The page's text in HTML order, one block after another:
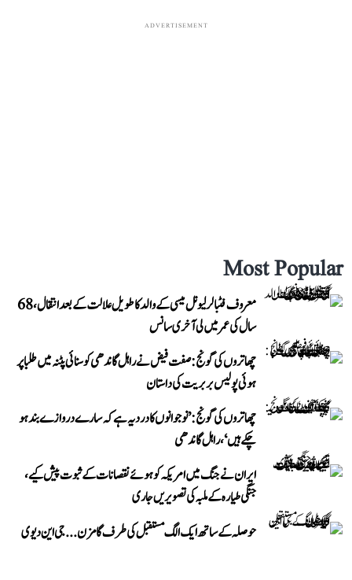
ADVERTISEMENT
Most Popular
معروف فٹبالر لیونل میسی کے والد کا طویل علالت کے بعد انتقال، 68
سال کی عمر میں لی آخری سانس
چھاتروں کی گونج: صفت فیض نے راہل گاندھی کو سنائی پٹنہ میں طلبا پر
ہوئی پولیس بربریت کی داستان
چھاتروں کی گونج: ’نوجوانوں کا درد یہ ہے کہ سارے دروازے بند ہو
چکے ہیں‘، راہل گاندھی
ایران نے جنگ میں امریکہ کو ہوئے نقصانات کے ثبوت پیش کیے،
جنگی طیارہ کے ملبہ کی تصویریں جاری
حوصلہ کے ساتھ ایک الگ مستقبل کی طرف گامزن... جی این دیوی